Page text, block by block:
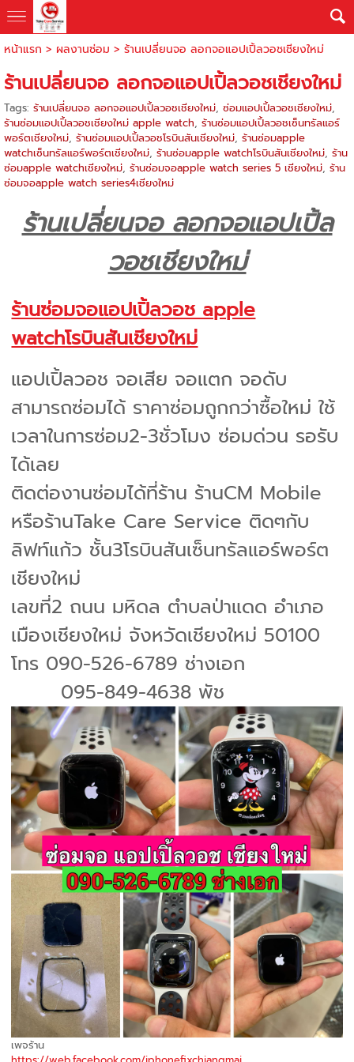
หน้าแรก > ผลงานซ่อม > ร้านเปลี่ยนจอ ลอกจอแอปเปิ้ลวอชเชียงใหม่
ร้านเปลี่ยนจอ ลอกจอแอปเปิ้ลวอชเชียงใหม่
Tags: ร้านเปลี่ยนจอ ลอกจอแอปเปิ้ลวอชเชียงใหม่, ซ่อมแอปเปิ้ลวอชเชียงใหม่,
ร้านซ่อมแอปเปิ้ลวอชเชียงใหม่ apple watch, ร้านซ่อมแอปเปิ้ลวอชเซ็นทรัลแอร์
พอร์ตเชียงใหม่, ร้านซ่อมแอปเปิ้ลวอชโรบินสันเชียงใหม่, ร้านซ่อมapple
watchเซ็นทรัลแอร์พอร์ตเชียงใหม่, ร้านซ่อมapple watchโรบินสันเชียงใหม่, ร้าน
ซ่อมapple watchเชียงใหม่, ร้านซ่อมจอapple watch series 5 เชียงใหม่, ร้าน
ซ่อมจอapple watch series4เชียงใหม่
ร้านเปลี่ยนจอ ลอกจอแอปเปิ้ล
วอชเชียงใหม่
ร้านซ่อมจอแอปเปิ้ลวอช apple
watchโรบินสันเชียงใหม่
แอปเปิ้ลวอช จอเสีย จอแตก จอดับ
สามารถซ่อมได้ ราคาซ่อมถูกกว่าซื้อใหม่ ใช้
เวลาในการซ่อม2-3ชั่วโมง ซ่อมด่วน รอรับ
ได้เลย
ติดต่องานซ่อมได้ที่ร้าน ร้านCM Mobile
หรือร้านTake Care Service ติดๆกับ
ลิฟท์แก้ว ชั้น3โรบินสันเซ็นทรัลแอร์พอร์ต
เชียงใหม่
เลขที่2 ถนน มหิดล ตำบลป่าแดด อำเภอ
เมืองเชียงใหม่ จังหวัดเชียงใหม่ 50100
โทร 090-526-6789 ช่างเอก
095-849-4638 พัช
เพจร้าน